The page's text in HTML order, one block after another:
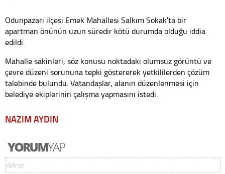
Odunpazarı ilçesi Emek Mahallesi Salkım Sokak’ta bir
apartman önünün uzun süredir kötü durumda olduğu iddia
edildi.
Mahalle sakinleri, söz konusu noktadaki olumsuz görüntü ve
çevre düzeni sorununa tepki göstererek yetkililerden çözüm
talebinde bulundu. Vatandaşlar, alanın düzenlenmesi için
belediye ekiplerinin çalışma yapmasını istedi.
NAZIM AYDIN